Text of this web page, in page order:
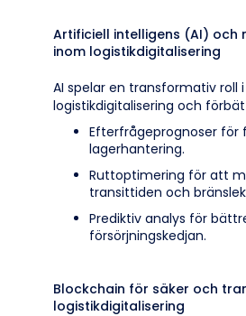
Artificiell intelligens (AI) och
inom logistikdigitalisering
AI spelar en transformativ roll i
logistikdigitalisering och
Efterfrågeprognoser för
lagerhantering.
Ruttoptimering för att
transittiden och
Prediktiv analys för
försörjningskedjan.
Blockchain för säker och
logistikdigitalisering